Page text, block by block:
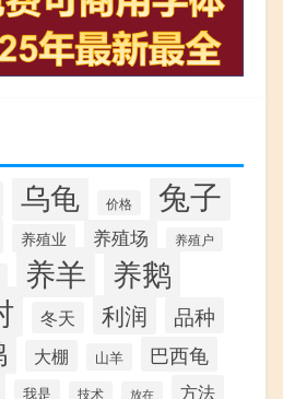
乌龟 价格 兔子
养殖业 养殖场 养殖户
养羊 养鹅
冬天 利润 品种
大棚 山羊 巴西龟
我是 技术 放在
方法